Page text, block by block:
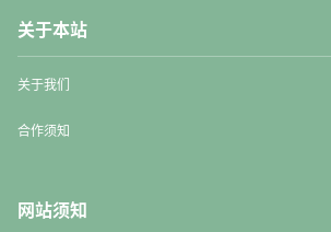
关于本站
关于我们
合作须知
网站须知